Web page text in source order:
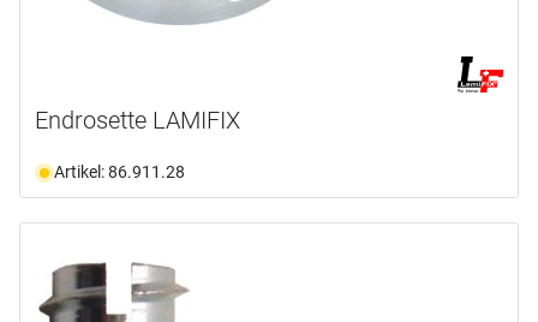
Endrosette LAMIFIX
Artikel: 86.911.28